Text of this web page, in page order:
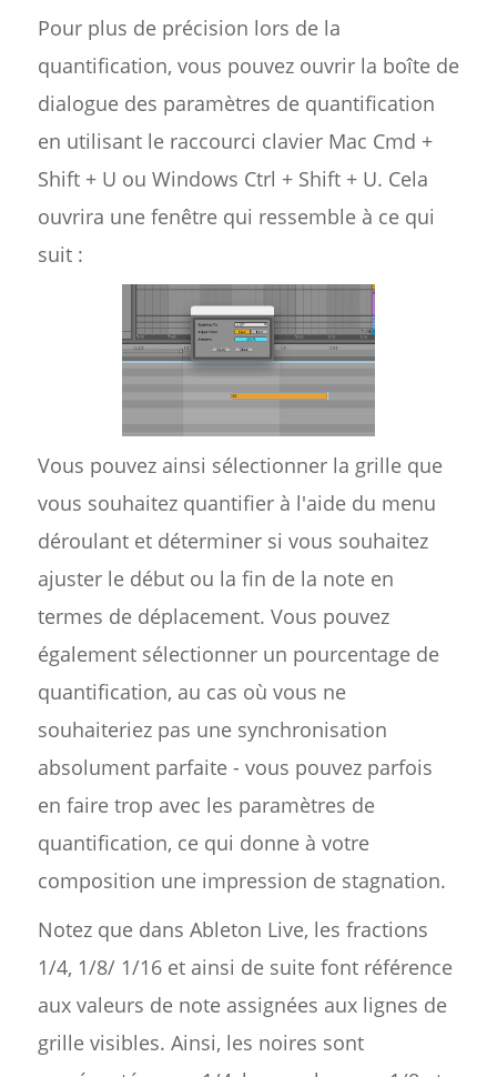
Pour plus de précision lors de la
quantification, vous pouvez ouvrir la boîte de
dialogue des paramètres de quantification
en utilisant le raccourci clavier Mac Cmd +
Shift + U ou Windows Ctrl + Shift + U. Cela
ouvrira une fenêtre qui ressemble à ce qui
suit :
Vous pouvez ainsi sélectionner la grille que
vous souhaitez quantifier à l'aide du menu
déroulant et déterminer si vous souhaitez
ajuster le début ou la fin de la note en
termes de déplacement. Vous pouvez
également sélectionner un pourcentage de
quantification, au cas où vous ne
souhaiteriez pas une synchronisation
absolument parfaite - vous pouvez parfois
en faire trop avec les paramètres de
quantification, ce qui donne à votre
composition une impression de stagnation.
Notez que dans Ableton Live, les fractions
1/4, 1/8/ 1/16 et ainsi de suite font référence
aux valeurs de note assignées aux lignes de
grille visibles. Ainsi, les noires sont